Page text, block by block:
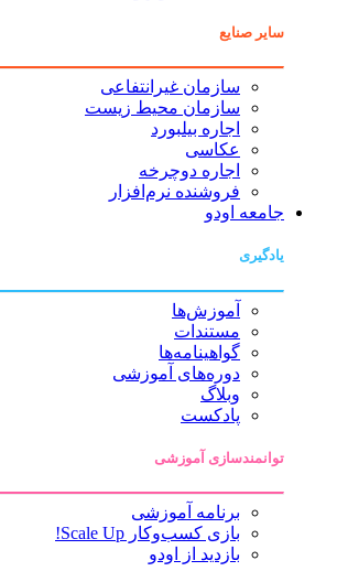
سایر صنایع
سازمان غیرانتفاعی
سازمان محیط زیست
اجاره بیلبورد
عکاسی
اجاره دوچرخه
فروشنده نرم‌افزار
جامعه اودو
یادگیری
آموزش‌ها
مستندات
گواهینامه‌ها
دوره‌های آموزشی
وبلاگ
پادکست
توانمندسازی آموزشی
برنامه آموزشی
بازی کسب‌وکار Scale Up!
بازدید از اودو